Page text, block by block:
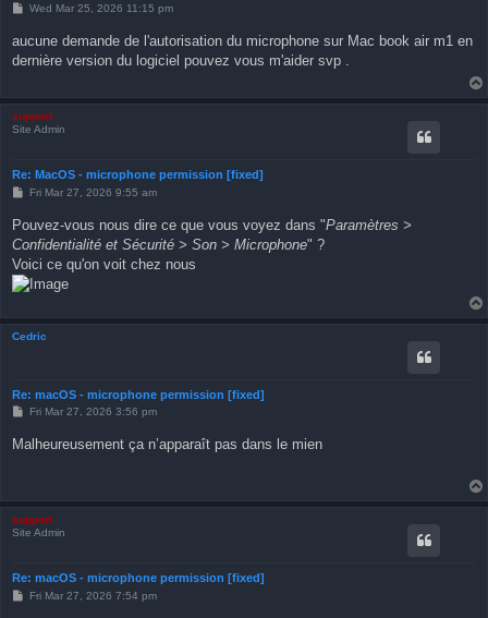
P
t
Wed Mar 25, 2026 11:15 pm
aucune demande de l'autorisation du microphone sur Mac book air m1 en
dernière version du logiciel pouvez vous m'aider svp .
support
Site Admin
Re: MacOS - microphone permission [fixed]
P
t
Fri Mar 27, 2026 9:55 am
Pouvez-vous nous dire ce que vous voyez dans "Paramètres >
Confidentialité et Sécurité > Son > Microphone" ?
Voici ce qu'on voit chez nous
Cedric
Re: macOS - microphone permission [fixed]
P
t
Fri Mar 27, 2026 3:56 pm
Malheureusement ça n’apparaît pas dans le mien
support
Site Admin
Re: macOS - microphone permission [fixed]
PFri Mar 27, 2026 7:54 pm